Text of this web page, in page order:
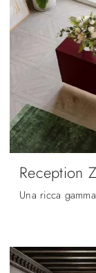
Reception